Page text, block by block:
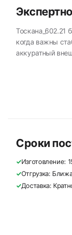
Тоскана_602.21
когда важны
аккуратный
Сроки
✓Изготовление:
✓Отгрузка:
✓Доставка: